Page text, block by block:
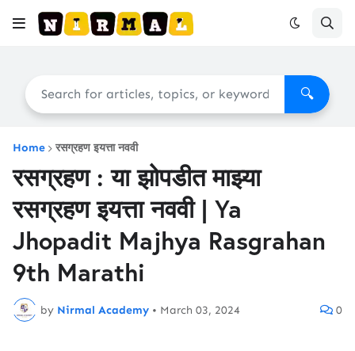
🔍
Home रसग्रहण इयत्ता नववी
रसग्रहण : या झोपडीत माझ्या
रसग्रहण इयत्ता नववी | Ya
Jhopadit Majhya Rasgrahan
9th Marathi
by Nirmal Academy • March 03, 2024 0